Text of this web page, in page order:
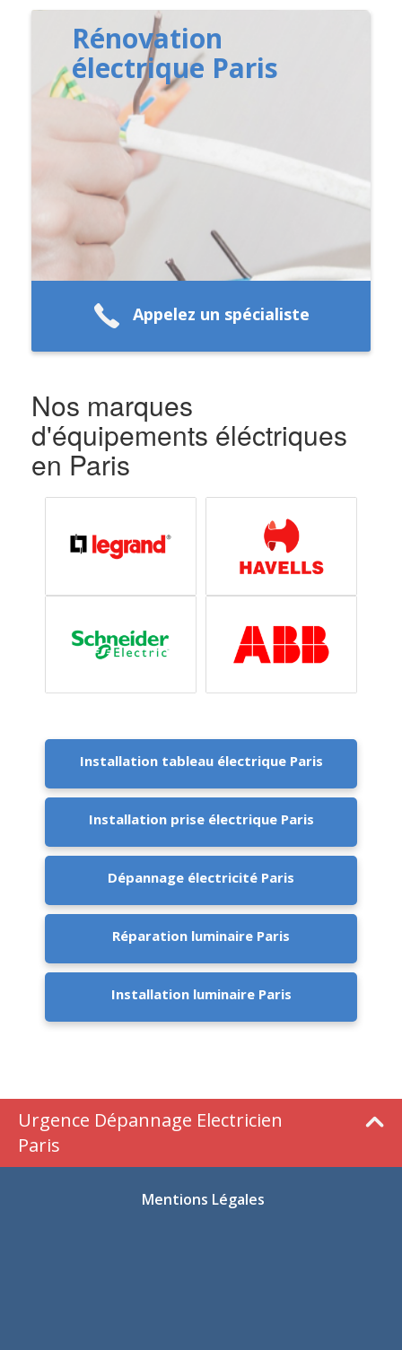
Rénovation
électrique Paris
Appelez un spécialiste
Nos marques
d'équipements éléctriques
en Paris
Installation tableau électrique Paris
Installation prise électrique Paris
Dépannage électricité Paris
Réparation luminaire Paris
Installation luminaire Paris
Urgence Dépannage Electricien
Paris
Mentions Légales